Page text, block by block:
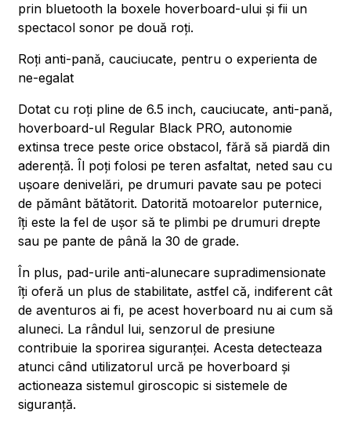
prin bluetooth la boxele hoverboard-ului și fii un
spectacol sonor pe două roți.
Roți anti-pană, cauciucate, pentru o experienta de
ne-egalat
Dotat cu roți pline de 6.5 inch, cauciucate, anti-pană,
hoverboard-ul Regular Black PRO, autonomie
extinsa trece peste orice obstacol, fără să piardă din
aderență. Îl poți folosi pe teren asfaltat, neted sau cu
ușoare denivelări, pe drumuri pavate sau pe poteci
de pământ bătătorit. Datorită motoarelor puternice,
îți este la fel de ușor să te plimbi pe drumuri drepte
sau pe pante de până la 30 de grade.
În plus, pad-urile anti-alunecare supradimensionate
îți oferă un plus de stabilitate, astfel că, indiferent cât
de aventuros ai fi, pe acest hoverboard nu ai cum să
aluneci. La rândul lui, senzorul de presiune
contribuie la sporirea siguranței. Acesta detecteaza
atunci când utilizatorul urcă pe hoverboard și
actioneaza sistemul giroscopic si sistemele de
siguranță.